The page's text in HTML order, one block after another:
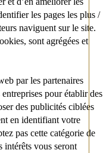
les pages les plus /
naviguent sur le site.
sont agrégées et
par les partenaires
pour établir des
des publicités ciblées
en identifiant votre
pas cette catégorie de
intérêts vous seront